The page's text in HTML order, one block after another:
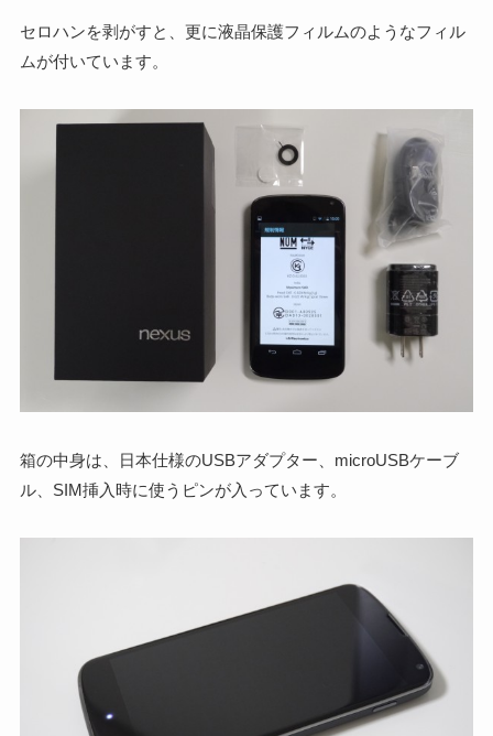
セロハンを剥がすと、更に液晶保護フィルムのようなフィル
ムが付いています。
箱の中身は、日本仕様のUSBアダプター、microUSBケーブ
ル、SIM挿入時に使うピンが入っています。